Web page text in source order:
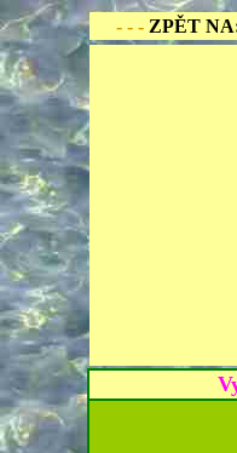
- - -ZPĚT